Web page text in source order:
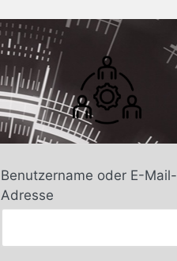
Benutzername oder E-Mail-
Adresse